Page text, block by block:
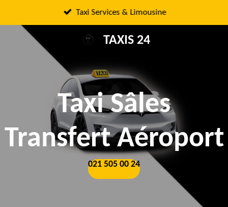
au
contenu
TAXIS 24
Taxi Services & Limousine
Taxi Sâles
Transfert Aéroport
021 505 00 24